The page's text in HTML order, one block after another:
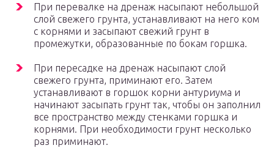
При перевалке на дренаж насыпают небольшой
слой свежего грунта, устанавливают на него ком
с корнями и засыпают свежий грунт в
промежутки, образованные по бокам горшка.
При пересадке на дренаж насыпают слой
свежего грунта, приминают его. Затем
устанавливают в горшок корни антуриума и
начинают засыпать грунт так, чтобы он заполнил
все пространство между стенками горшка и
корнями. При необходимости грунт несколько
раз приминают.